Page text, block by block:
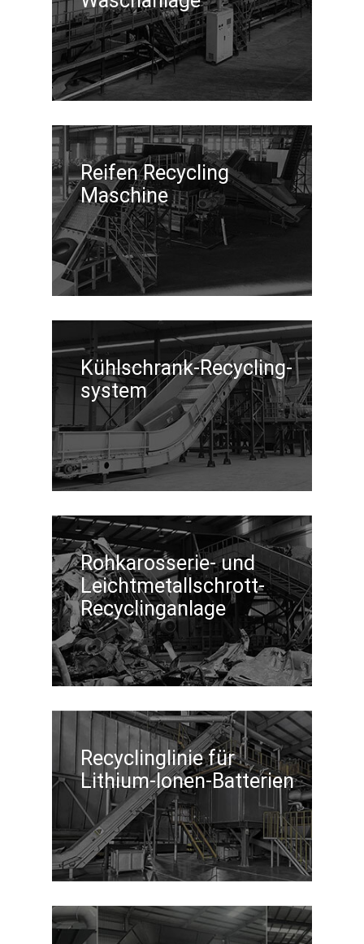
Reifen Recycling
Maschine
Kühlschrank-Recycling-
system
Rohkarosserie- und
Leichtmetallschrott-
Recyclinganlage
Recyclinglinie für
Lithium-Ionen-Batterien